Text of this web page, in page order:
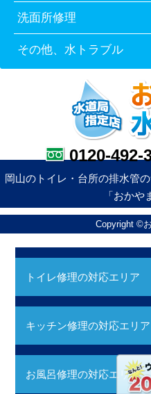
洗面所修理
その他、水トラブル
0120-492-
岡山のトイレ・台所の排水管
「おかや
Copyright ©
トイレ修理の対応エリア
キッチン修理の対応エリア
お風呂修理の対応エリア